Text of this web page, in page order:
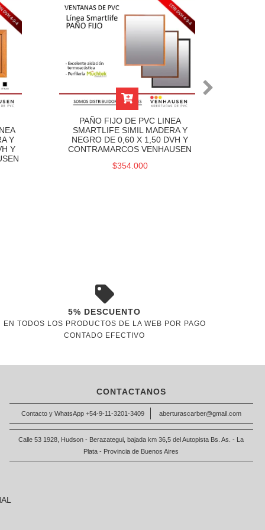
Y
Y
PAÑO FIJO DE PVC LINEA
SMARTLIFE SIMIL MADERA Y
NEGRO DE 0,60 X 1,50 DVH Y
CONTRAMARCOS VENHAUSEN
$354.000
5% DESCUENTO
EN TODOS LOS PRODUCTOS DE LA WEB POR PAGO
CONTADO EFECTIVO
CONTACTANOS
Contacto y WhatsApp +54-9-11-3201-3409 aberturascarber@gmail.com
Calle 53 1928, Hudson - Berazategui, bajada km 36,5 del Autopista Bs. As. - La
Plata - Provincia de Buenos Aires